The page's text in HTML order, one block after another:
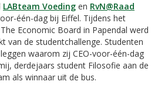
LABteam Voeding en RvN@Raad
één-dag bij Eiffel. Tijdens het
Economic Board in Papendal werd
van de studentchallenge. Studenten
waarom zij CEO-voor-één-dag
derdejaars student Filosofie aan de
als winnaar uit de bus.